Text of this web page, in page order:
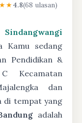
4.8(68 ulasan)
Kamu sedang
Pendidikan &
Kecamatan
dan
di tempat yang
adalah